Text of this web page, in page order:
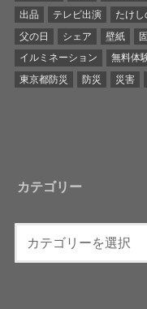
出品
テレビ出演 たけし
父の日
シェア 壁紙
イルミネーション
無料体
東京都防災
防災 災害
カテゴリー